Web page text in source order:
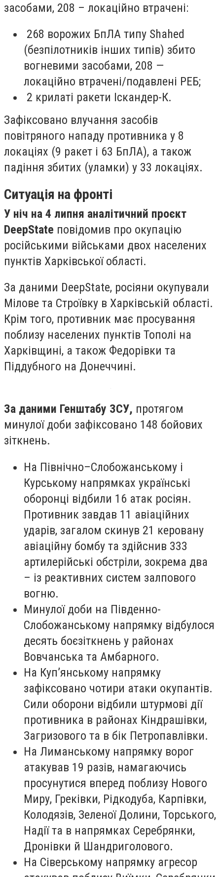
засобами, 208 – локаційно втрачені:
268 ворожих БпЛА типу Shahed
(безпілотників інших типів) збито
вогневими засобами, 208 —
локаційно втрачені/подавлені РЕБ;
2 крилаті ракети Іскандер-К.
Зафіксовано влучання засобів
повітряного нападу противника у 8
локаціях (9 ракет і 63 БпЛА), а також
падіння збитих (уламки) у 33 локаціях.
Ситуація на фронті
У ніч на 4 липня аналітичний проєкт
DeepState повідомив про окупацію
російськими військами двох населених
пунктів Харківської області.
За даними DeepState, росіяни окупували
Мілове та Строївку в Харківській області.
Крім того, противник має просування
поблизу населених пунктів Тополі на
Харківщині, а також Федорівки та
Піддубного на Донеччині.
За даними Генштабу ЗСУ, протягом
минулої доби зафіксовано 148 бойових
зіткнень.
На Північно–Слобожанському і
Курському напрямках українські
оборонці відбили 16 атак росіян.
Противник завдав 11 авіаційних
ударів, загалом скинув 21 керовану
авіаційну бомбу та здійснив 333
артилерійські обстріли, зокрема два
– із реактивних систем залпового
вогню.
Минулої доби на Південно-
Слобожанському напрямку відбулося
десять боєзіткнень у районах
Вовчанська та Амбарного.
На Куп’янському напрямку
зафіксовано чотири атаки окупантів.
Сили оборони відбили штурмові дії
противника в районах Кіндрашівки,
Загризового та в бік Петропавлівки.
На Лиманському напрямку ворог
атакував 19 разів, намагаючись
просунутися вперед поблизу Нового
Миру, Греківки, Рідкодуба, Карпівки,
Колодязів, Зеленої Долини, Торського,
Надії та в напрямках Серебрянки,
Дронівки й Шандриголового.
На Сіверському напрямку агресор